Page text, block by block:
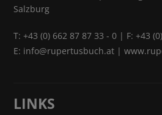
Salzburg
T:+43 (0) 662 87 87 33 - 0 | F: +43
E: info@rupertusbuch.at |
LINKS